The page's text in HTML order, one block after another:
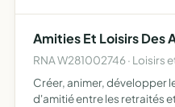
Amities Et Loisirs Des
RNA W281002746 · Loisirs
Créer, animer, développer
d'amitié entre les retraités